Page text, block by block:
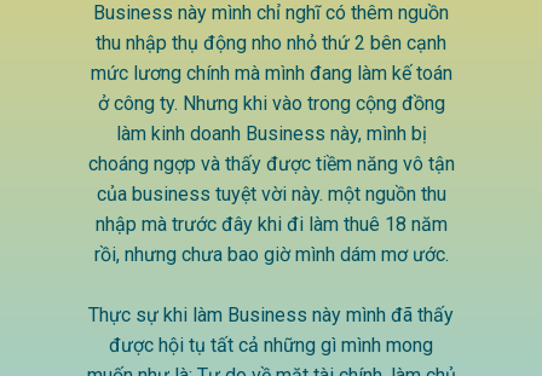
Business này mình chỉ nghĩ có thêm nguồn
thu nhập thụ động nho nhỏ thứ 2 bên cạnh
mức lương chính mà mình đang làm kế toán
ở công ty. Nhưng khi vào trong cộng đồng
làm kinh doanh Business này, mình bị
choáng ngợp và thấy được tiềm năng vô tận
của business tuyệt vời này. một nguồn thu
nhập mà trước đây khi đi làm thuê 18 năm
rồi, nhưng chưa bao giờ mình dám mơ ước.
Thực sự khi làm Business này mình đã thấy
được hội tụ tất cả những gì mình mong